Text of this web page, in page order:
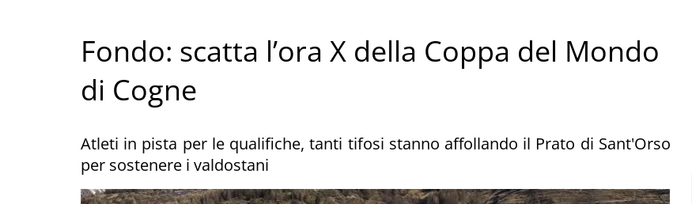
Fondo: scatta l’ora X della Coppa del Mondo
di Cogne
Atleti in pista per le qualifiche, tanti tifosi stanno affollando il Prato di Sant'Orso
per sostenere i valdostani